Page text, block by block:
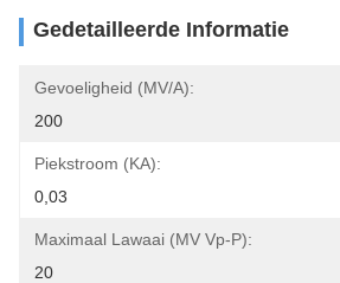
Gedetailleerde Informatie
Gevoeligheid (mV/A):
200
Piekstroom (KA):
0,03
Maximaal Lawaai (mV Vp-P):
20